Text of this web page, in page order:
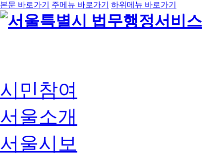
본문 바로가기 주메뉴 바로가기 하위메뉴 바로가기
시민참여
서울소개
서울시보